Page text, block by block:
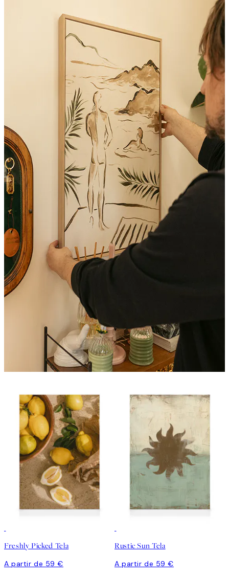
Freshly Picked Tela
A partir de 59 €
Rustic Sun Tela
A partir de 59 €